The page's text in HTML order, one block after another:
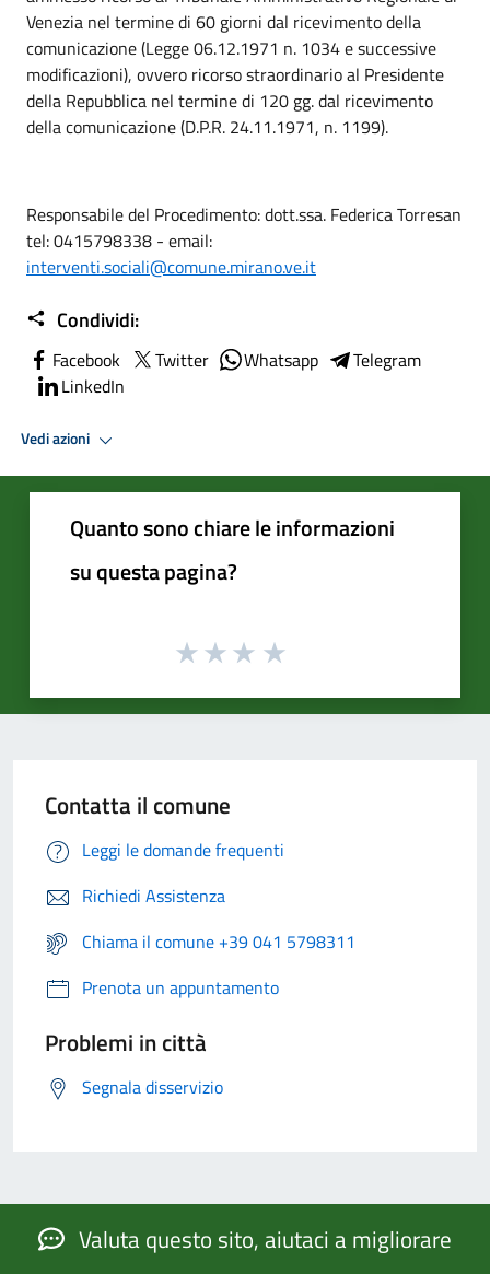
Venezia nel termine di 60 giorni dal ricevimento della
comunicazione (Legge 06.12.1971 n. 1034 e successive
modificazioni), ovvero ricorso straordinario al Presidente
della Repubblica nel termine di 120 gg. dal ricevimento
della comunicazione (D.P.R. 24.11.1971, n. 1199).
Responsabile del Procedimento: dott.ssa. Federica Torresan
tel: 0415798338 - email:
interventi.sociali@comune.mirano.ve.it
Condividi:
Facebook Twitter Whatsapp
Telegram
LinkedIn
Vedi azioni
Quanto sono chiare le informazioni
su questa pagina?
Contatta il comune
Leggi le domande frequenti
Richiedi Assistenza
Chiama il comune +39 041 5798311
Prenota un appuntamento
Problemi in città
Segnala disservizio
Valuta questo sito, aiutaci a migliorare